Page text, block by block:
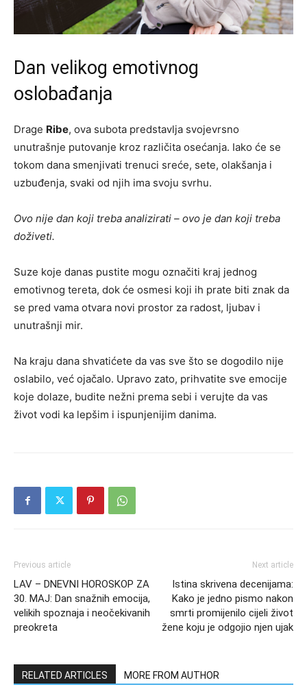
Dan velikog emotivnog
oslobađanja
Drage Ribe, ova subota predstavlja svojevrsno
unutrašnje putovanje kroz različita osećanja. Iako će se
tokom dana smenjivati trenuci sreće, sete, olakšanja i
uzbuđenja, svaki od njih ima svoju svrhu.
Ovo nije dan koji treba analizirati – ovo je dan koji treba
doživeti.
Suze koje danas pustite mogu označiti kraj jednog
emotivnog tereta, dok će osmesi koji ih prate biti znak da
se pred vama otvara novi prostor za radost, ljubav i
unutrašnji mir.
Na kraju dana shvatićete da vas sve što se dogodilo nije
oslabilo, već ojačalo. Upravo zato, prihvatite sve emocije
koje dolaze, budite nežni prema sebi i verujte da vas
život vodi ka lepšim i ispunjenijim danima.
Previous article
LAV – DNEVNI HOROSKOP ZA
30. MAJ: Dan snažnih emocija,
velikih spoznaja i neočekivanih
preokreta
Next article
Istina skrivena decenijama:
Kako je jedno pismo nakon
smrti promijenilo cijeli život
žene koju je odgojio njen ujak
RELATED ARTICLES MORE FROM AUTHOR